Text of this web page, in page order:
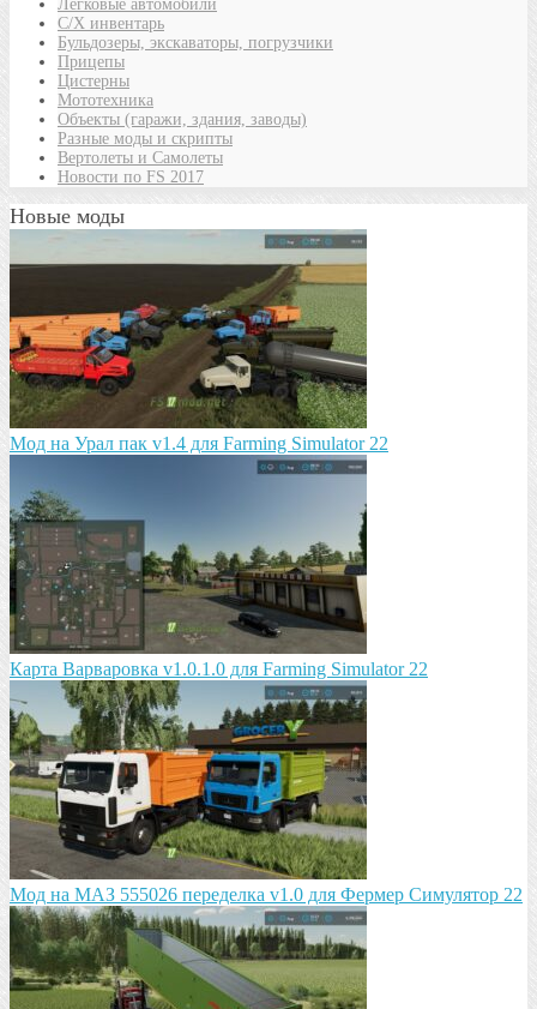
Легковые автомобили
С/Х инвентарь
Бульдозеры, экскаваторы, погрузчики
Прицепы
Цистерны
Мототехника
Объекты (гаражи, здания, заводы)
Разные моды и скрипты
Вертолеты и Самолеты
Новости по FS 2017
Новые моды
Мод на Урал пак v1.4 для Farming Simulator 22
Карта Варваровка v1.0.1.0 для Farming Simulator 22
Мод на МАЗ 555026 пeрeдeлка v1.0 для Фермер Симулятор 22